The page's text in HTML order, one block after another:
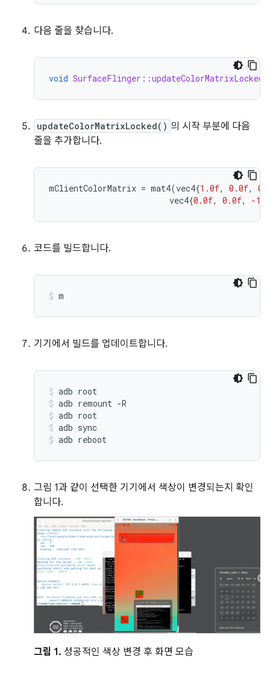
다음 줄을 찾습니다.
void SurfaceFlinger::updateColorMatrixLocked
updateColorMatrixLocked() 의 시작 부분에 다음
줄을 추가합니다.
mClientColorMatrix = mat4(vec4{1.0f, 0.0f,
vec4{0.0f, 0.0f, -
코드를 빌드합니다.
m
기기에서 빌드를 업데이트합니다.
adb root
adb remount -R
adb root
adb sync
adb reboot
그림 1과 같이 선택한 기기에서 색상이 변경되는지 확인
합니다.
그림 1. 성공적인 색상 변경 후 화면 모습